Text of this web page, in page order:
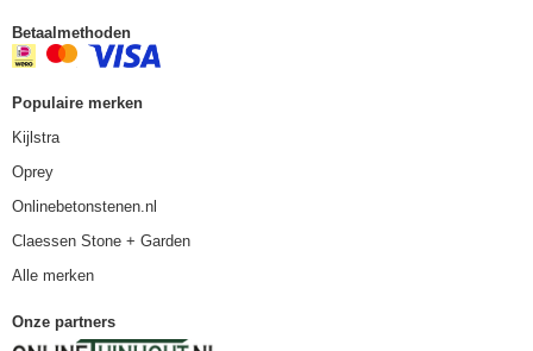
Betaalmethoden
Populaire merken
Kijlstra
Oprey
Onlinebetonstenen.nl
Claessen Stone + Garden
Alle merken
Onze partners